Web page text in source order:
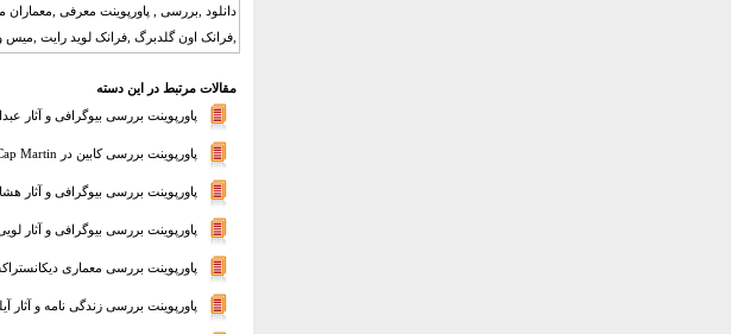
دانلود ,بررسی , پاورپوینت معرفی
,فرانک اون گلدبرگ ,فرانک لويد رايت ,میس
مقالات مرتبط در این دسته
پاورپوینت بررسی بیوگرافی و آثار
پاورپوینت بررسی کابین در Cap Martin اثر لوکوربوزیه
پاورپوینت بررسی بیوگرافی و آثار
پاورپوینت بررسی بیوگرافی و آثار
پاورپوینت بررسی معماری
پاورپوینت بررسی زندگی نامه و آثار